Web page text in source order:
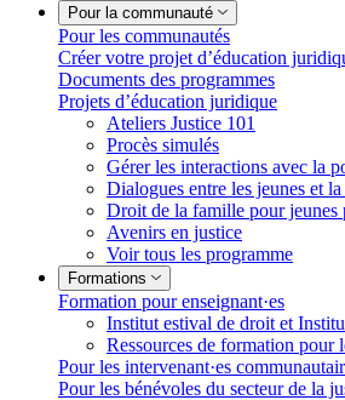
Pour la communauté
Pour les communautés
Créer votre projet d’éducation
Documents des programmes
Projets d’éducation juridique
Ateliers Justice 101
Procès simulés
Gérer les interactions avec la
Dialogues entre les jeunes et
Droit de la famille pour jeunes
Avenirs en justice
Voir tous les programme
Formations
Formation pour enseignant·es
Institut estival de droit et
Ressources de formation pour
Pour les intervenant·es
Pour les bénévoles du secteur de la